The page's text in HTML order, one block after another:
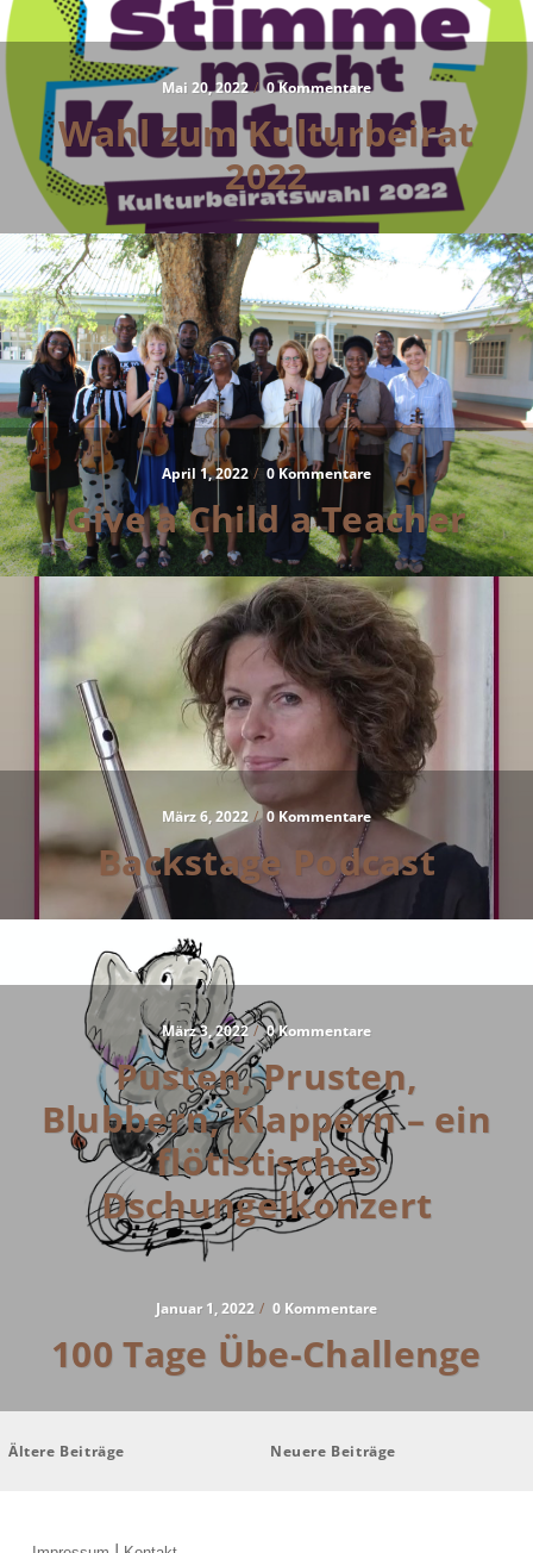
Mai 20, 2022 / 0 Kommentare
Wahl zum Kulturbeirat
2022
April 1, 2022 / 0 Kommentare
Give a Child a Teacher
März 6, 2022 / 0 Kommentare
Backstage Podcast
März 3, 2022 / 0 Kommentare
Pusten, Prusten,
Blubbern, Klappern – ein
flötistisches
Dschungelkonzert
Januar 1, 2022 / 0 Kommentare
100 Tage Übe-Challenge
Ältere Beiträge Neuere Beiträge